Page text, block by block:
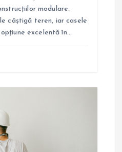
modulare.
câștigă teren, iar casele
excelentă în…